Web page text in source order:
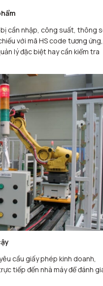
cần nhập, công suất, thông
với mã HS code tương ứng,
lý đặc biệt hay cần kiểm tra
cầu giấy phép kinh doanh,
tiếp đến nhà máy để đánh